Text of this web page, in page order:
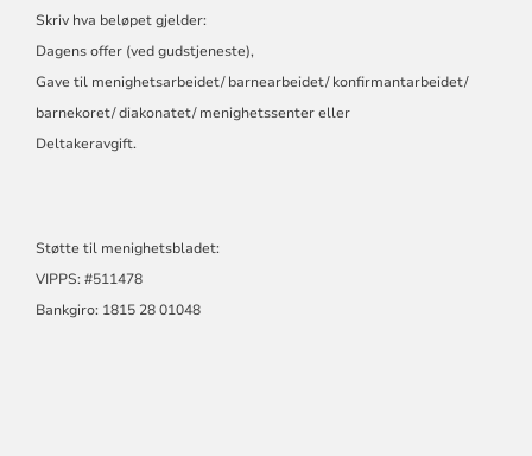
Skriv hva beløpet gjelder:
Dagens offer (ved gudstjeneste),
Gave til menighetsarbeidet/ barnearbeidet/ konfirmantarbeidet/
barnekoret/ diakonatet/ menighetssenter eller
Deltakeravgift.
Støtte til menighetsbladet:
VIPPS: #511478
Bankgiro: 1815 28 01048